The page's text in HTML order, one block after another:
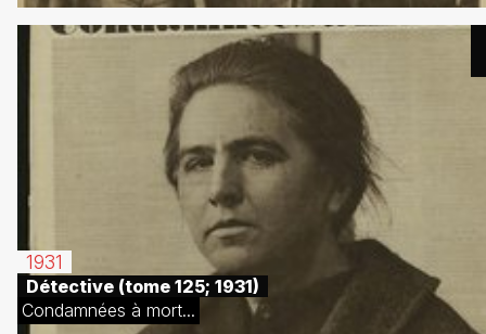
1931
Détective (tome 125; 1931)
Condamnées à mort...